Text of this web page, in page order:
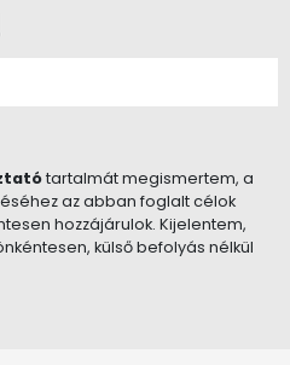
tartalmát megismertem, a
az abban foglalt célok
hozzájárulok. Kijelentem,
külső befolyás nélkül